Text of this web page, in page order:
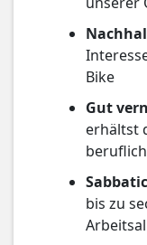
Bike
Gut
erhältst
bis zu